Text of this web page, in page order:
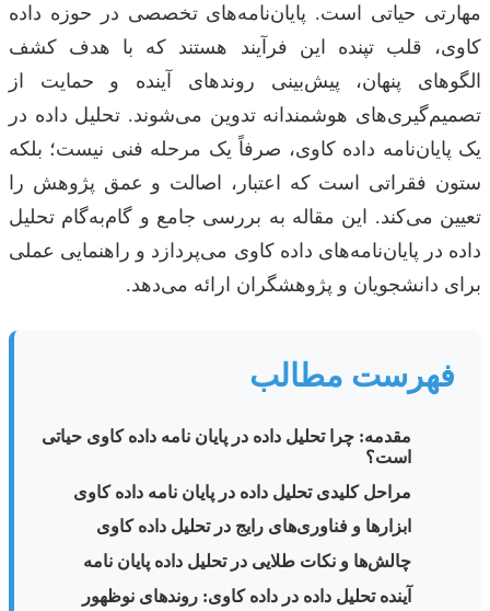
مهارتی حیاتی است. پایان‌نامه‌های تخصصی در حوزه داده
کاوی، قلب تپنده این فرآیند هستند که با هدف کشف
الگوهای پنهان، پیش‌بینی روندهای آینده و حمایت از
تصمیم‌گیری‌های هوشمندانه تدوین می‌شوند. تحلیل داده در
یک پایان‌نامه داده کاوی، صرفاً یک مرحله فنی نیست؛ بلکه
ستون فقراتی است که اعتبار، اصالت و عمق پژوهش را
تعیین می‌کند. این مقاله به بررسی جامع و گام‌به‌گام تحلیل
داده در پایان‌نامه‌های داده کاوی می‌پردازد و راهنمایی عملی
برای دانشجویان و پژوهشگران ارائه می‌دهد.
فهرست مطالب
مقدمه: چرا تحلیل داده در پایان نامه داده کاوی حیاتی
است؟
مراحل کلیدی تحلیل داده در پایان نامه داده کاوی
ابزارها و فناوری‌های رایج در تحلیل داده کاوی
چالش‌ها و نکات طلایی در تحلیل داده پایان نامه
آینده تحلیل داده در داده کاوی: روندهای نوظهور